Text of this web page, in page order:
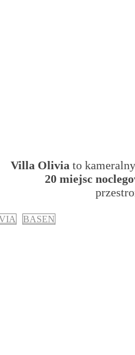
Villa Olivia to
20 miejsc
BASEN